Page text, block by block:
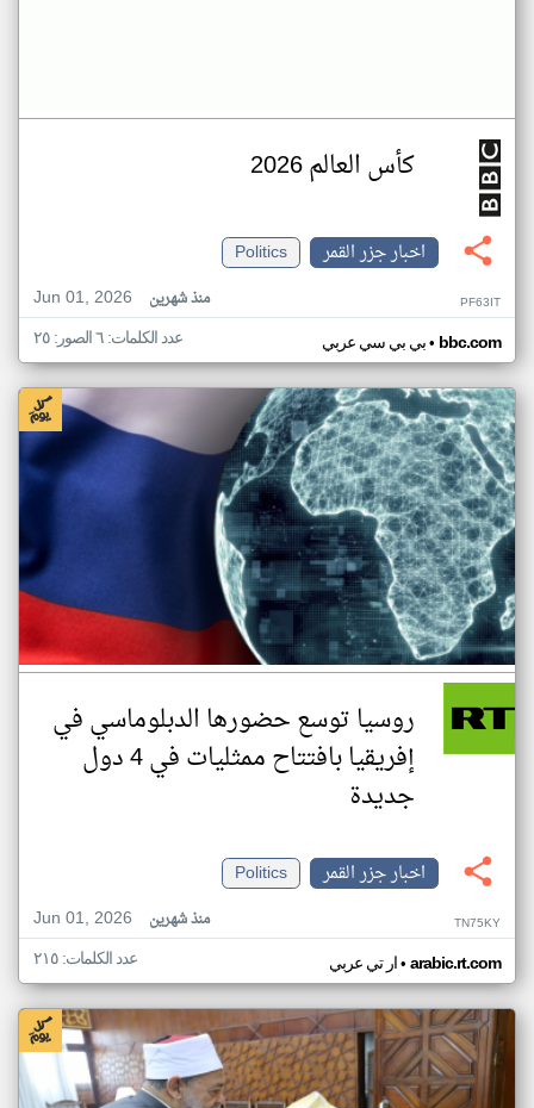
كأس العالم 2026
اخبار جزر القمر
Politics
Jun 01, 2026
منذ شهرين PF63IT
بي بي سي عربي• bbc.com عدد الكلمات: ٦ الصور: ٢٥
روسيا توسع حضورها الدبلوماسي في
إفريقيا بافتتاح ممثليات في 4 دول
جديدة
اخبار جزر القمر
Politics
Jun 01, 2026
منذ شهرين TN75KY
ار تي عربي• arabic.rt.com عدد الكلمات: ٢١٥